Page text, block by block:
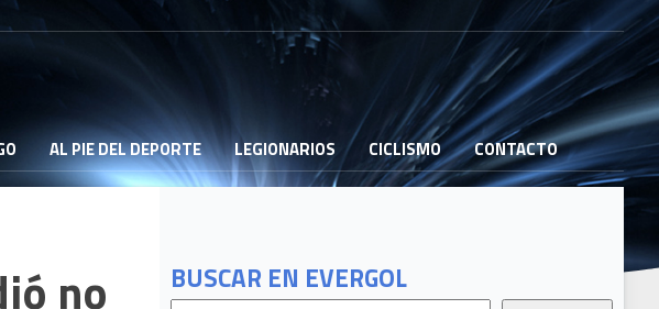
AL PIE DEL DEPORTE LEGIONARIOS CICLISMO CONTACTO
BUSCAR EN EVERGOL
no